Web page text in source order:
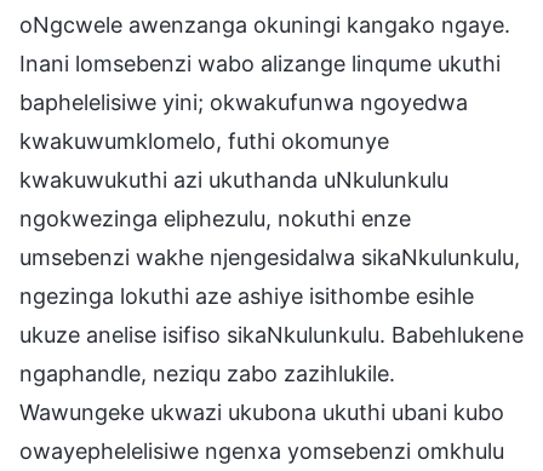
oNgcwele awenzanga okuningi kangako ngaye.
Inani lomsebenzi wabo alizange linqume ukuthi
baphelelisiwe yini; okwakufunwa ngoyedwa
kwakuwumklomelo, futhi okomunye
kwakuwukuthi azi ukuthanda uNkulunkulu
ngokwezinga eliphezulu, nokuthi enze
umsebenzi wakhe njengesidalwa sikaNkulunkulu,
ngezinga lokuthi aze ashiye isithombe esihle
ukuze anelise isifiso sikaNkulunkulu. Babehlukene
ngaphandle, neziqu zabo zazihlukile.
Wawungeke ukwazi ukubona ukuthi ubani kubo
owayephelelisiwe ngenxa yomsebenzi omkhulu